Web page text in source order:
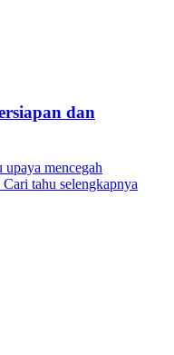
dan
mencegah
tahu selengkapnya